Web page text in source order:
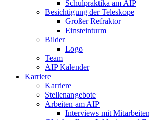
Schulpraktika am AIP
Besichtigung der Teleskope
Großer Refraktor
Einsteinturm
Bilder
Logo
Team
AIP Kalender
Karriere
Karriere
Stellenangebote
Arbeiten am AIP
Interviews mit